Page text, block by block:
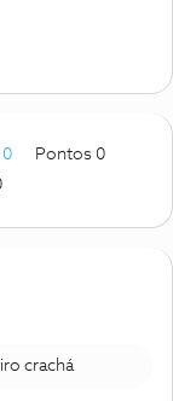
0
Pontos 0
crachá